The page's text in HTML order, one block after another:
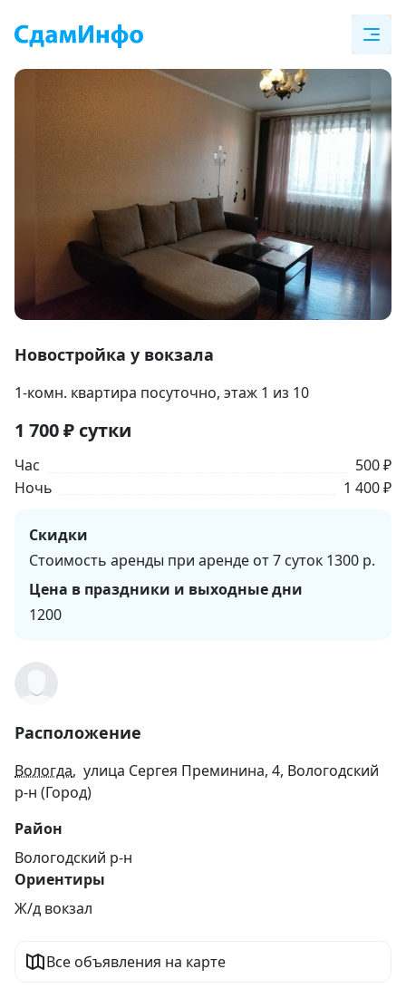
1
8
Новостройка у вокзала
1-комн. квартира посуточно, этаж 1 из 10
1 700₽ сутки
Час
500 ₽
Ночь
1 400 ₽
Скидки
Стоимость аренды при аренде от 7 суток 1300 р.
Цена в праздники и выходные дни
1200
Расположение
Вологда, улица Сергея Преминина, 4, Вологодский
р-н (Город)
Район
Вологодский р-н
Ориентиры
Ж/д вокзал
Все объявления на карте